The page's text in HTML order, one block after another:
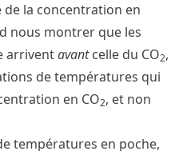
de la concentration en
nous montrer que les
arriventavantcelle du CO2,
de températures qui
en CO2, et non
températures en poche,